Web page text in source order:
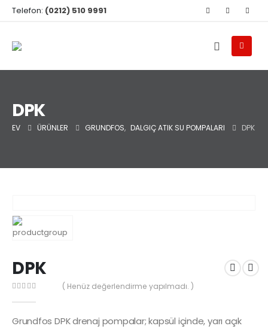
Telefon: (0212) 510 9991
DPK
EV ÜRÜNLER GRUNDFOS, DALGIÇ ATIK SU POMPALARI DPK
DPK
( Henüz değerlendirme yapılmadı. )
Grundfos DPK drenaj pompalar; kapsül içinde, yarı açık